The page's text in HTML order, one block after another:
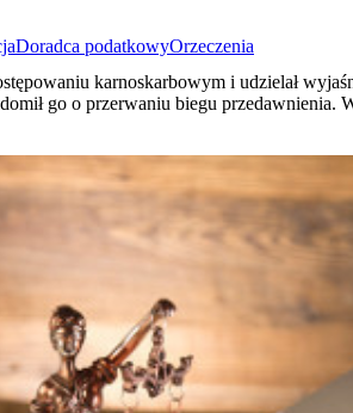
Doradca podatkowyOrzeczenia
karnoskarbowym i udzielał
go o przerwaniu biegu przedawnienia.